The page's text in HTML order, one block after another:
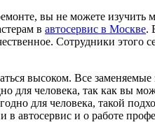
вы не можете изучить
в автосервис в Москве.
Сотрудники
высоком. Все
для человека, так как вы
для человека, такой
автосервис и о работе